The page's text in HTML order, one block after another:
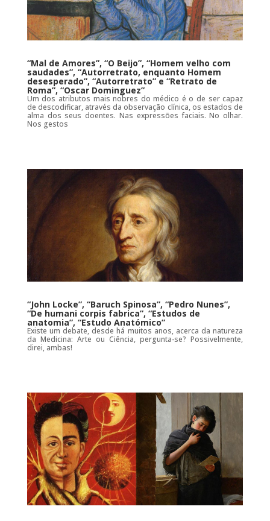
“Mal de Amores”, “O Beijo”, “Homem velho com
saudades”, “Autorretrato, enquanto Homem
desesperado”, “Autorretrato” e “Retrato de
Roma”, “Oscar Dominguez”
Um dos atributos mais nobres do médico é o de ser capaz
de descodificar, através da observação clínica, os estados de
alma dos seus doentes. Nas expressões faciais. No olhar.
Nos gestos
“John Locke”, “Baruch Spinosa”, “Pedro Nunes”,
“De humani corpis fabrica”, “Estudos de
anatomia”, “Estudo Anatómico”
Existe um debate, desde há muitos anos, acerca da natureza
da Medicina: Arte ou Ciência, pergunta-se? Possivelmente,
direi, ambas!